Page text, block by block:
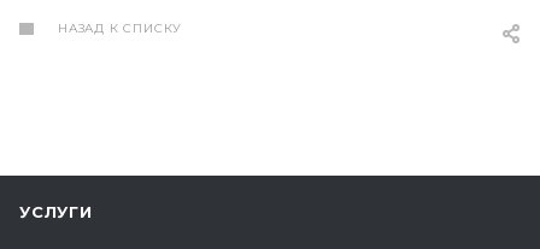
НАЗАД К СПИСКУ
УСЛУГИ